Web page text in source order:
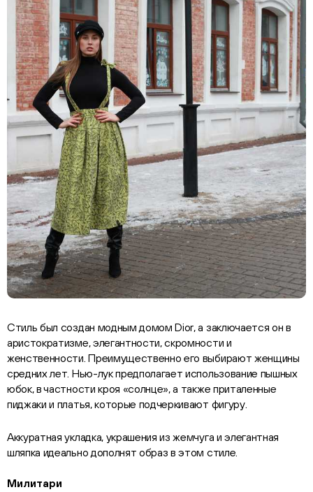
Стиль был создан модным домом Dior, а заключается он в
аристократизме, элегантности, скромности и
женственности. Преимущественно его выбирают женщины
средних лет. Нью-лук предполагает использование пышных
юбок, в частности кроя «солнце», а также приталенные
пиджаки и платья, которые подчеркивают фигуру.
Аккуратная укладка, украшения из жемчуга и элегантная
шляпка идеально дополнят образ в этом стиле.
Милитари